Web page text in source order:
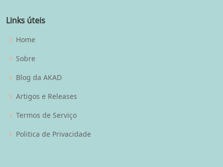
Links úteis
Home
Sobre
Blog da AKAD
Artigos e Releases
Termos de Serviço
Politica de Privacidade